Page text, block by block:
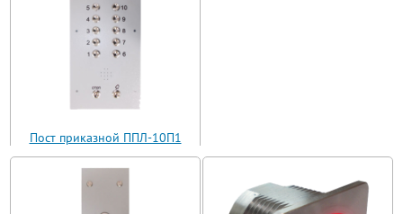
Пост приказной ППЛ-10П1
(ППЛ11-10)